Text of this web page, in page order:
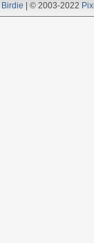
Birdie | © 2003-2022